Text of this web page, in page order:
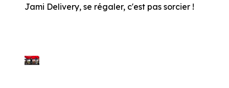
Jami Delivery, se régaler, c'est pas sorcier !